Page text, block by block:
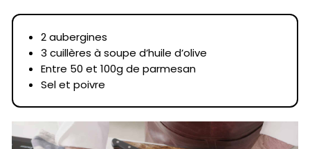
2 aubergines
3 cuillères à soupe d’huile d’olive
Entre 50 et 100g de parmesan
Sel et poivre